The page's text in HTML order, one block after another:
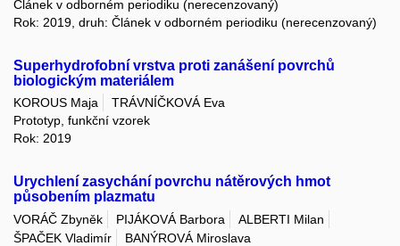
Článek v odborném periodiku (nerecenzovaný)
Rok: 2019, druh: Článek v odborném periodiku (nerecenzovaný)
Superhydrofobní vrstva proti zanášení povrchů
biologickým materiálem
KOROUS Maja
TRÁVNÍČKOVÁ Eva
Prototyp, funkční vzorek
Rok: 2019
Urychlení zasychání povrchu nátěrových hmot
působením plazmatu
VORÁČ Zbyněk PIJÁKOVÁ Barbora
ALBERTI Milan
ŠPAČEK Vladimír
BANÝROVÁ Miroslava